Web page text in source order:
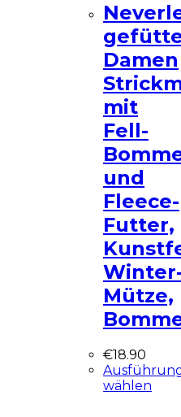
Damen
mit
Fell-
und
Fleece-
Futter,
Mütze,
€18.90
wählen